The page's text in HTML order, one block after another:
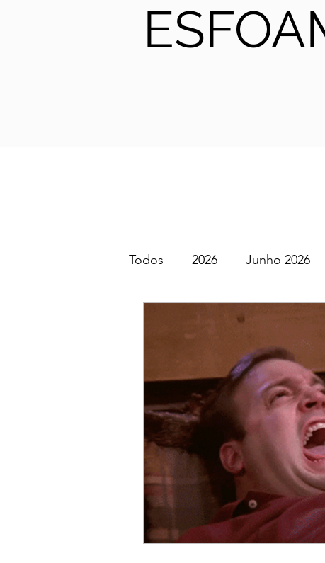
Todos 2026 Junho 2026
SGEM PT Podcast
Maio 2026
Fevereiro 2026 Janeiro
Outubro 2025 Setembro
Junho 2025 Dezembro